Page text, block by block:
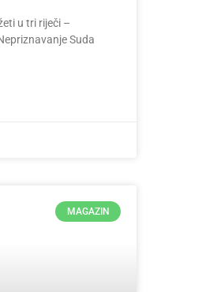
u tri riječi –
Suda
MAGAZIN